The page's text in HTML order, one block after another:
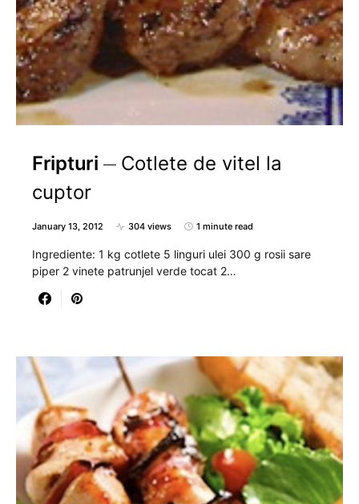
Fripturi
Cotlete de vitel la
cuptor
January 13, 2012 304 views 1 minute read
Ingrediente: 1 kg cotlete 5 linguri ulei 300 g rosii sare
piper 2 vinete patrunjel verde tocat 2…